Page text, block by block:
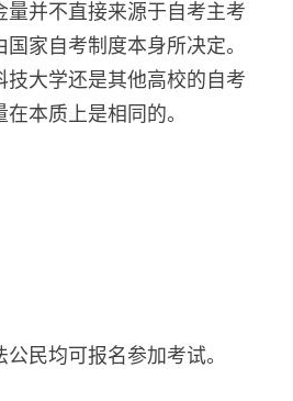
并不直接来源于自考主考
家自考制度本身所决定。
技大学还是其他高校的自考
本质上是相同的。
民均可报名参加考试。